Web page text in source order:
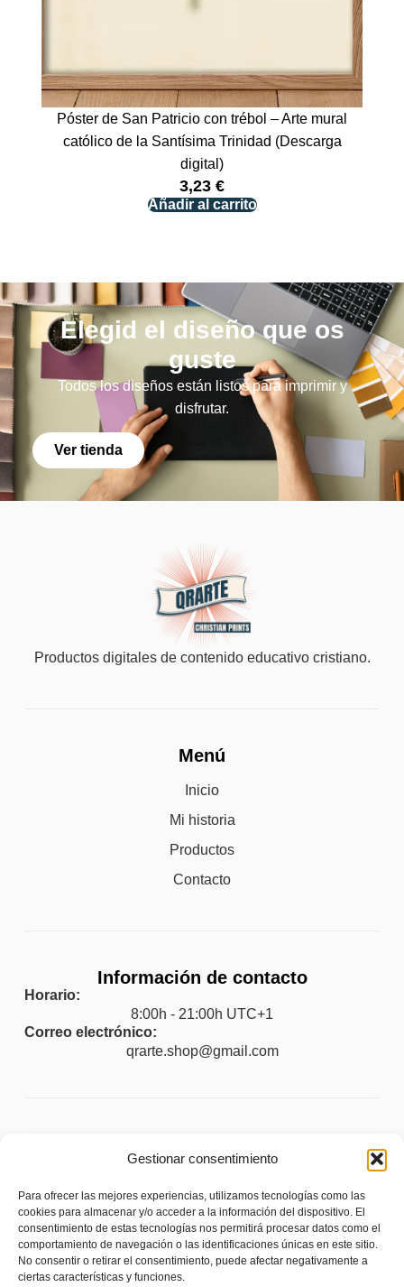
Gestionar consentimiento
Para ofrecer las mejores experiencias, utilizamos tecnologías como las
cookies para almacenar y/o acceder a la información del dispositivo. El
consentimiento de estas tecnologías nos permitirá procesar datos como el
comportamiento de navegación o las identificaciones únicas en este sitio.
No consentir o retirar el consentimiento, puede afectar negativamente a
ciertas características y funciones.
Póster de San Patricio con trébol – Arte mural
católico de la Santísima Trinidad (Descarga
digital)
3,23 €
Añadir al carrito
Elegid el diseño que os
guste
Todos los diseños están listos para imprimir y
disfrutar.
Ver tienda
Productos digitales de contenido educativo cristiano.
Menú
Inicio
Mi historia
Productos
Contacto
Información de contacto
Horario:
8:00h - 21:00h UTC+1
Correo electrónico:
qrarte.shop@gmail.com
Política de privacidad
Política de cookies (UE)
Política de envíos y devoluciones